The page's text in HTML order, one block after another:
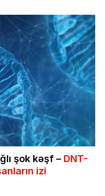
şok kəşf – DNT-
izi